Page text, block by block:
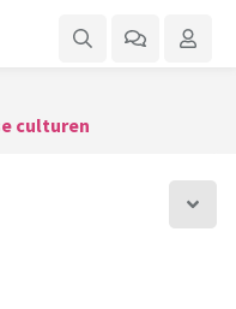
culturen